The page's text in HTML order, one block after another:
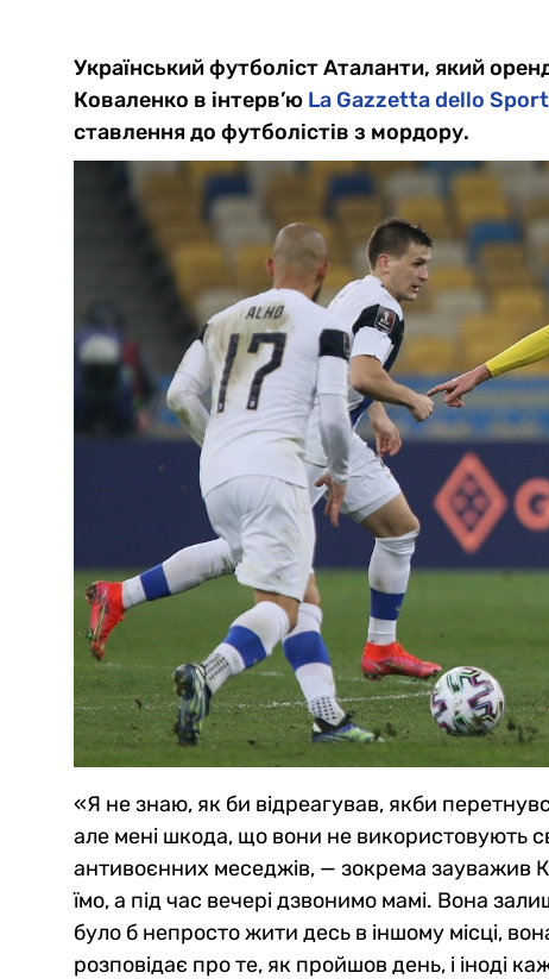
Український футболіст Аталанти, який
Коваленко в інтерв’ю La Gazzetta dello Sport
ставлення до футболістів з мордору.
«Я не знаю, як би відреагував, якби
але мені шкода, що вони не використовують
антивоєнних меседжів, — зокрема зауважив
їмо, а під час вечері дзвонимо мамі. Вона
було б непросто жити десь в іншому місці,
розповідає про те, як пройшов день, і іноді